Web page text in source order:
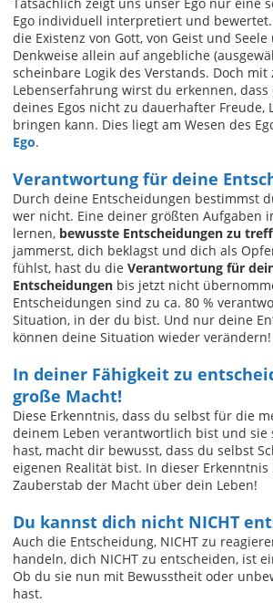
Ego individuell interpretiert und
die Existenz von Gott, von Geist und
Denkweise allein auf angebliche
scheinbare Logik des Verstands. Doch
Lebenserfahrung wirst du erkennen, dass
deines Egos nicht zu dauerhafter Freude,
bringen kann. Dies liegt am Wesen des
Ego.
Verantwortung für deine
Durch deine Entscheidungen bestimmst
wer nicht. Eine deiner größten Aufgaben
lernen, bewusste Entscheidungen zu
jammerst, dich beklagst und dich als
fühlst, hast du die Verantwortung für
Entscheidungen bis jetzt nicht
Entscheidungen sind zu ca. 80 %
Situation, in der du bist. Und nur deine
können deine Situation wieder verändern!
In deiner Fähigkeit zu
große Macht!
Diese Erkenntnis, dass du selbst für die
deinem Leben verantwortlich bist und sie
hast, macht dir bewusst, dass du selbst
eigenen Realität bist. In dieser
Zauberstab der Macht über dein Leben!
Du kannst dich nicht NICHT
Auch die Entscheidung, NICHT zu
handeln, dich NICHT zu entscheiden, ist
Ob du sie nun mit Bewusstheit oder
hast.